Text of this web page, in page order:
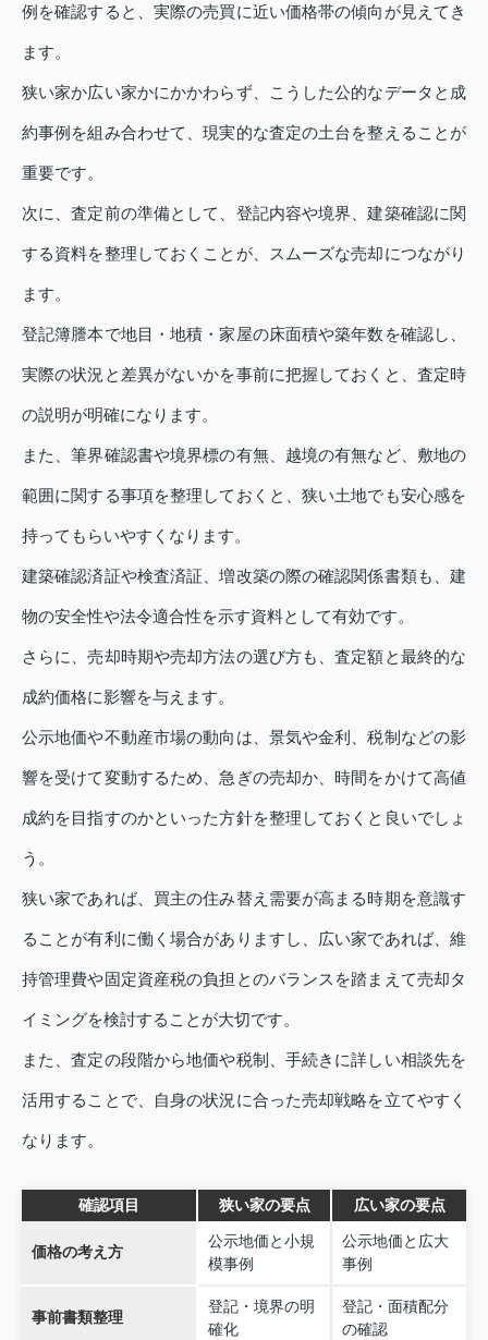
例を確認すると、実際の売買に近い価格帯の傾向が見えてき
ます。
狭い家か広い家かにかかわらず、こうした公的なデータと成
約事例を組み合わせて、現実的な査定の土台を整えることが
重要です。
次に、査定前の準備として、登記内容や境界、建築確認に関
する資料を整理しておくことが、スムーズな売却につながり
ます。
登記簿謄本で地目・地積・家屋の床面積や築年数を確認し、
実際の状況と差異がないかを事前に把握しておくと、査定時
の説明が明確になります。
また、筆界確認書や境界標の有無、越境の有無など、敷地の
範囲に関する事項を整理しておくと、狭い土地でも安心感を
持ってもらいやすくなります。
建築確認済証や検査済証、増改築の際の確認関係書類も、建
物の安全性や法令適合性を示す資料として有効です。
さらに、売却時期や売却方法の選び方も、査定額と最終的な
成約価格に影響を与えます。
公示地価や不動産市場の動向は、景気や金利、税制などの影
響を受けて変動するため、急ぎの売却か、時間をかけて高値
成約を目指すのかといった方針を整理しておくと良いでしょ
う。
狭い家であれば、買主の住み替え需要が高まる時期を意識す
ることが有利に働く場合がありますし、広い家であれば、維
持管理費や固定資産税の負担とのバランスを踏まえて売却タ
イミングを検討することが大切です。
また、査定の段階から地価や税制、手続きに詳しい相談先を
活用することで、自身の状況に合った売却戦略を立てやすく
なります。
確認項目 狭い家の要点 広い家の要点
価格の考え方
公示地価と小規
模事例
公示地価と広大
事例
事前書類整理
登記・境界の明
確化
登記・面積配分
の確認